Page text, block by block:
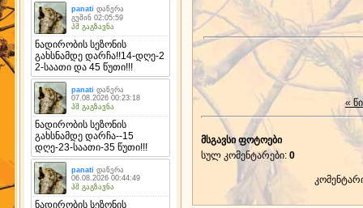
«
მსგავსი ფოტოები
სულ კომენტარები: 0